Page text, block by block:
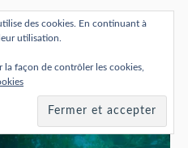
des cookies. En continuant à
utilisation.
façon de contrôler les cookies,